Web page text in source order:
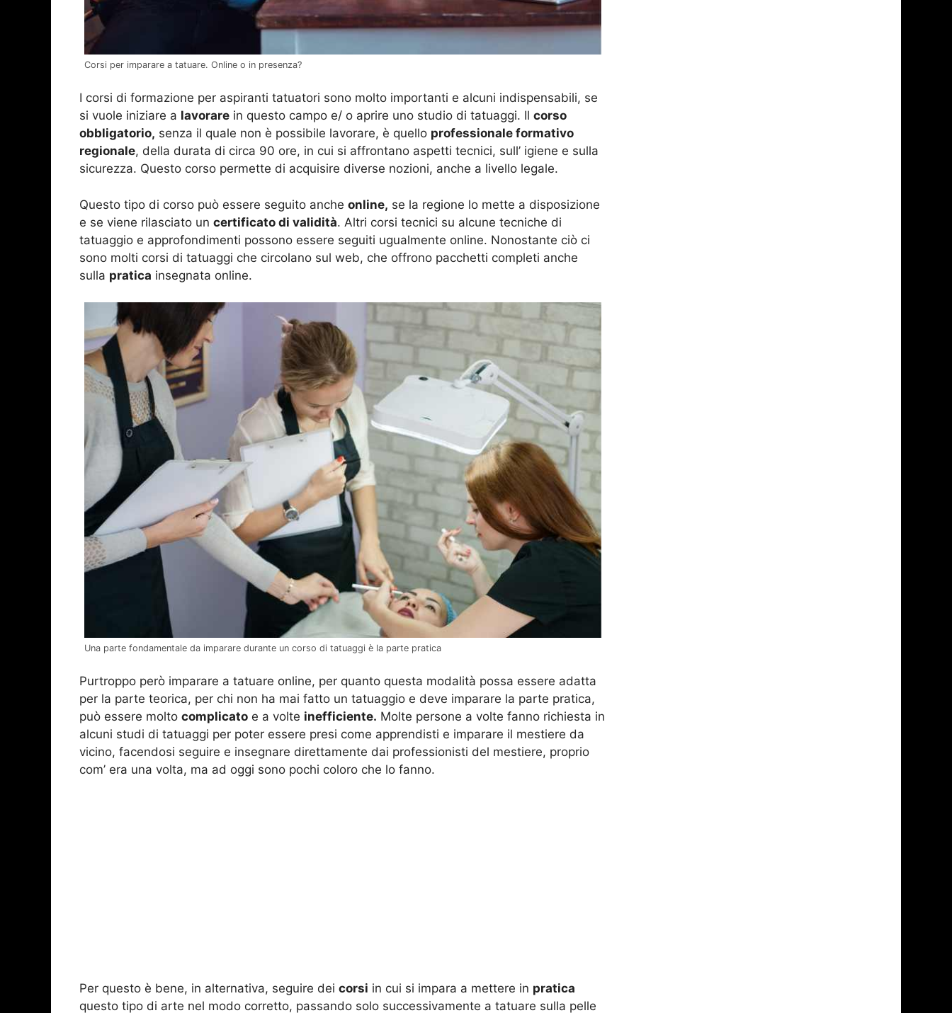
Corsi per imparare a tatuare. Online o in presenza?
I corsi di formazione per aspiranti tatuatori sono molto importanti e alcuni indispensabili, se
si vuole iniziare a lavorare in questo campo e/ o aprire uno studio di tatuaggi. Il corso
obbligatorio, senza il quale non è possibile lavorare, è quello professionale formativo
regionale, della durata di circa 90 ore, in cui si affrontano aspetti tecnici, sull’ igiene e sulla
sicurezza. Questo corso permette di acquisire diverse nozioni, anche a livello legale.
Questo tipo di corso può essere seguito anche online, se la regione lo mette a disposizione
e se viene rilasciato un certificato di validità. Altri corsi tecnici su alcune tecniche di
tatuaggio e approfondimenti possono essere seguiti ugualmente online. Nonostante ciò ci
sono molti corsi di tatuaggi che circolano sul web, che offrono pacchetti completi anche
sulla pratica insegnata online.
Una parte fondamentale da imparare durante un corso di tatuaggi è la parte pratica
Purtroppo però imparare a tatuare online, per quanto questa modalità possa essere adatta
per la parte teorica, per chi non ha mai fatto un tatuaggio e deve imparare la parte pratica,
può essere molto complicato e a volte inefficiente. Molte persone a volte fanno richiesta in
alcuni studi di tatuaggi per poter essere presi come apprendisti e imparare il mestiere da
vicino, facendosi seguire e insegnare direttamente dai professionisti del mestiere, proprio
com’ era una volta, ma ad oggi sono pochi coloro che lo fanno.
Per questo è bene, in alternativa, seguire dei corsi in cui si impara a mettere in pratica
questo tipo di arte nel modo corretto, passando solo successivamente a tatuare sulla pelle